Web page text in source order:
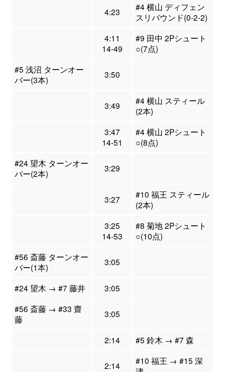
4:23
#4 横山 ディフェン
スリバウンド(0-2-2)
4:11
14-49
#9 田中 2Pシュート
○(7点)
#5 浅沼 ターンオー
バー(3本)
3:50
3:49
#4 横山 スティール
(2本)
3:47
14-51
#4 横山 2Pシュート
○(8点)
#24 望木 ターンオー
バー(2本)
3:29
3:27
#10 福王 スティール
(2本)
3:25
14-53
#8 菊地 2Pシュート
○(10点)
#56 斎藤 ターンオー
バー(1本)
3:05
#24 望木 → #7 藤井
3:05
#56 斎藤 → #33 齋
藤
3:05
2:14 #5 鈴木 → #7 森
2:14
#10 福王 → #15 深